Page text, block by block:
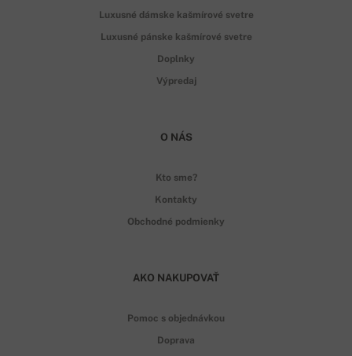
Luxusné dámske kašmírové svetre
Luxusné pánske kašmírové svetre
Doplnky
Výpredaj
O NÁS
Kto sme?
Kontakty
Obchodné podmienky
AKO NAKUPOVAŤ
Pomoc s objednávkou
Doprava